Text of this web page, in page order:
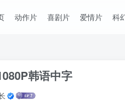
动作片 喜剧片 爱情片 科
韩语中字